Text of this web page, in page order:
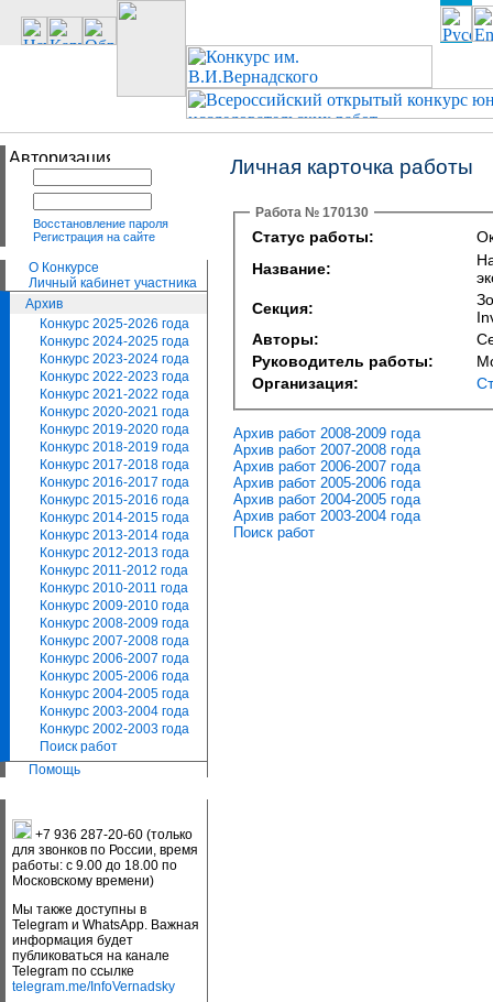
Восстановление пароля
Регистрация на сайте
О Конкурсе
Личный кабинет участника
Архив
Конкурс 2025-2026 года
Конкурс 2024-2025 года
Конкурс 2023-2024 года
Конкурс 2022-2023 года
Конкурс 2021-2022 года
Конкурс 2020-2021 года
Конкурс 2019-2020 года
Конкурс 2018-2019 года
Конкурс 2017-2018 года
Конкурс 2016-2017 года
Конкурс 2015-2016 года
Конкурс 2014-2015 года
Конкурс 2013-2014 года
Конкурс 2012-2013 года
Конкурс 2011-2012 года
Конкурс 2010-2011 года
Конкурс 2009-2010 года
Конкурс 2008-2009 года
Конкурс 2007-2008 года
Конкурс 2006-2007 года
Конкурс 2005-2006 года
Конкурс 2004-2005 года
Конкурс 2003-2004 года
Конкурс 2002-2003 года
Поиск работ
Помощь
+7 936 287-20-60 (только
для звонков по России, время
работы: с 9.00 до 18.00 по
Московскому времени)
Мы также доступны в
Telegram и WhatsApp. Важная
информация будет
публиковаться на канале
Telegram по ссылке
telegram.me/InfoVernadsky
Личная карточка работы
Работа № 170130
Статус работы:
Название:
Секция:
Авторы:
Руководитель работы:
Организация:
Архив работ 2008-2009 года
Архив работ 2007-2008 года
Архив работ 2006-2007 года
Архив работ 2005-2006 года
Архив работ 2004-2005 года
Архив работ 2003-2004 года
Поиск работ